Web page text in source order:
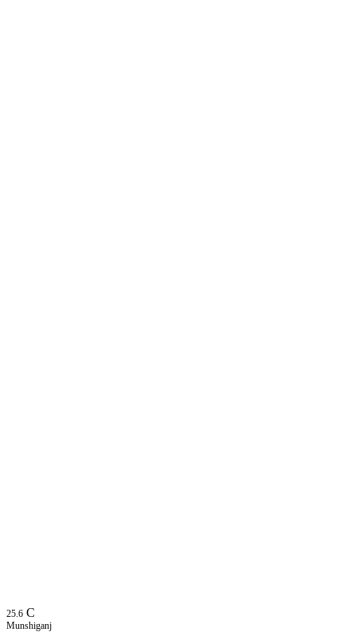
25.6 C
Munshiganj